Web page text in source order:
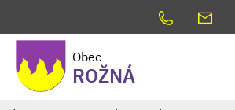
Obec
ROŽNÁ